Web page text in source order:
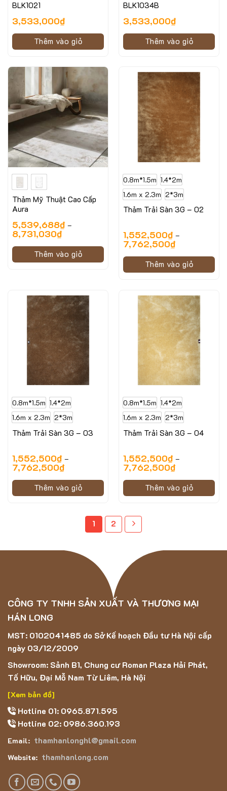
BLK1021
3,533,000₫
Thêm vào giỏ
BLK1034B
3,533,000₫
Thêm vào giỏ
Thảm Mỹ Thuật Cao Cấp
Aura
5,539,688₫–
8,731,030₫
Thêm vào giỏ
0.8m*1.5m 1.4*2m
1.6m x 2.3m 2*3m
Thảm Trải Sàn 3G – 02
1,552,500₫–
7,762,500₫
Thêm vào giỏ
0.8m*1.5m 1.4*2m
1.6m x 2.3m 2*3m
Thảm Trải Sàn 3G – 03
1,552,500₫–
7,762,500₫
Thêm vào giỏ
0.8m*1.5m 1.4*2m
1.6m x 2.3m 2*3m
Thảm Trải Sàn 3G – 04
1,552,500₫–
7,762,500₫
Thêm vào giỏ
1 2
CÔNG TY TNHH SẢN XUẤT VÀ THƯƠNG MẠI
HÁN LONG
MST: 0102041485 do Sở Kế hoạch Đầu tư Hà Nội cấp
ngày 03/12/2009
Showroom: Sảnh B1, Chung cư Roman Plaza Hải Phát,
Tố Hữu, Đại Mỗ Nam Từ Liêm, Hà Nội
[Xem bản đồ]
Hotline 01: 0965.871.595
Hotline 02: 0986.360.193
Email: thamhanlonghl@gmail.com
Website: thamhanlong.com